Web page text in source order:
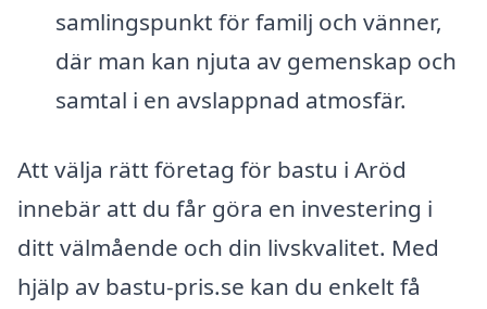
samlingspunkt för familj och vänner,
där man kan njuta av gemenskap och
samtal i en avslappnad atmosfär.
Att välja rätt företag för bastu i Aröd
innebär att du får göra en investering i
ditt välmående och din livskvalitet. Med
hjälp av bastu-pris.se kan du enkelt få